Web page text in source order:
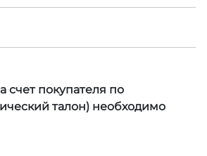
счет покупателя по
талон) необходимо